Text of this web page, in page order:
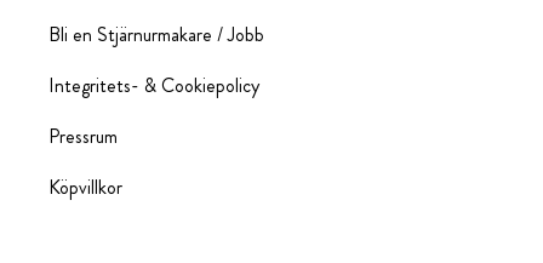
Bli en Stjärnurmakare / Jobb
Integritets- & Cookiepolicy
Pressrum
Köpvillkor